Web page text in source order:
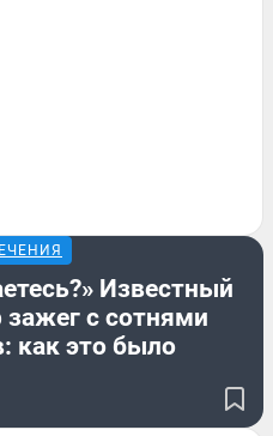
Известный
зажег с сотнями
как это было